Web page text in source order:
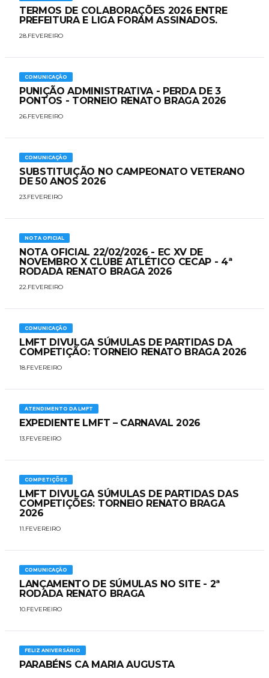
​TERMOS DE COLABORAÇÕES 2026 ENTRE
PREFEITURA E LIGA FORAM ASSINADOS.
28.FEVEREIRO
COMUNICAÇÃO
PUNIÇÃO ADMINISTRATIVA - PERDA DE 3
PONTOS - TORNEIO RENATO BRAGA 2026
26.FEVEREIRO
COMUNICAÇÃO
SUBSTITUIÇÃO NO CAMPEONATO VETERANO
DE 50 ANOS 2026
23.FEVEREIRO
NOTA OFICIAL
NOTA OFICIAL 22/02/2026 - EC XV DE
NOVEMBRO X CLUBE ATLÉTICO CECAP - 4ª
RODADA RENATO BRAGA 2026
22.FEVEREIRO
COMUNICAÇÃO
LMFT DIVULGA SÚMULAS DE PARTIDAS DA
COMPETIÇÃO: TORNEIO RENATO BRAGA 2026
18.FEVEREIRO
ATENDIMENTO DA LMFT
EXPEDIENTE LMFT – CARNAVAL 2026
13.FEVEREIRO
COMPETIÇÕES
LMFT DIVULGA SÚMULAS DE PARTIDAS DAS
COMPETIÇÕES: TORNEIO RENATO BRAGA
2026
11.FEVEREIRO
COMUNICAÇÃO
LANÇAMENTO DE SÚMULAS NO SITE - 2ª
RODADA RENATO BRAGA
10.FEVEREIRO
FELIZ ANIVERSÁRIO
PARABÉNS CA MARIA AUGUSTA